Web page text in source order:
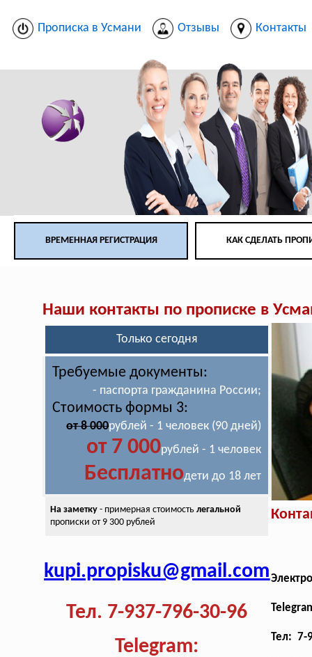
Прописка в Усмани Отзывы Контакты
ВРЕМЕННАЯ РЕГИСТРАЦИЯ КАК СДЕЛАТЬ
Наши контакты по прописке в
Только сегодня
Требуемые документы:
- паспорта гражданина России;
Стоимость формы 3:
от 8 000рублей - 1 человек (90 дней)
от 7 000рублей - 1 человек
Бесплатнодети до 18 лет
На заметку- примерная стоимость легальной
прописки от 9 300 рублей
kupi.propisku@gmail.com
Тел. 7-937-796-30-96
Telegram:
Тел: 7-